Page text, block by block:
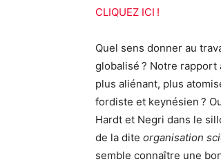
CLIQUEZ ICI !
Quel sens donner au
globalisé ? Notre
plus aliénant, plus
fordiste et keynésien ?
Hardt et Negri dans le
de la dite organisation
semble connaître une